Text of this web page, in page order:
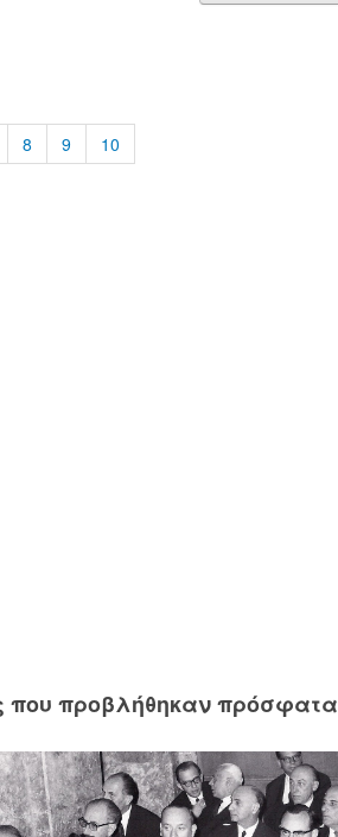
8 9 10
που προβλήθηκαν πρόσφατα